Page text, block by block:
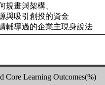
規畫與架構、
與吸引創投的資金
輔導過的企業主現身說法
Core Learning Outcomes(%)